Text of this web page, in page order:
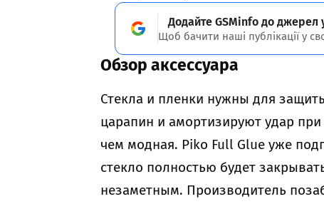
Додайте GSMinfo до джерел
Щоб бачити наші публікації у
Обзор аксессуара
Стекла и пленки нужны для
царапин и амортизируют удар
чем модная. Piko Full Glue уже
стекло полностью будет
незаметным. Производитель